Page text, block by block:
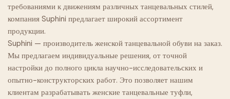
требованиями к движениям различных танцевальных стилей,
компания Suphini предлагает широкий ассортимент
продукции.
Suphini — производитель женской танцевальной обуви на заказ.
Мы предлагаем индивидуальные решения, от точной
настройки до полного цикла научно-исследовательских и
опытно-конструкторских работ. Это позволяет нашим
клиентам разрабатывать женские танцевальные туфли,